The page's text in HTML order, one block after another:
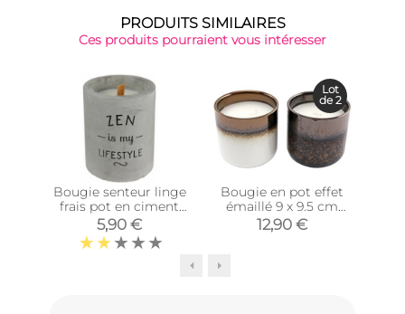
PRODUITS SIMILAIRES
Ces produits pourraient vous intéresser
Bougie senteur linge
frais pot en ciment
(Zen is my lifestyle)
5,90 €
Bougie en pot effet
émaillé 9 x 9.5 cm
(Lot de 2)
12,90 €
Lot
de 2